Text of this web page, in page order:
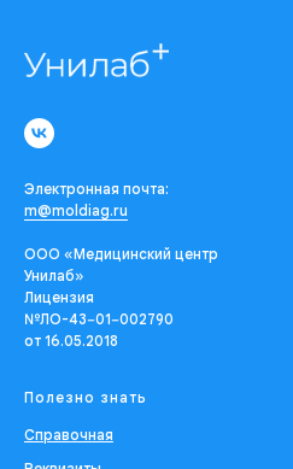
Электронная почта:
m@moldiag.ru
ООО «Медицинский центр
Унилаб»
Лицензия
№ЛО-43−01−002790
от 16.05.2018
Полезно знать
Справочная